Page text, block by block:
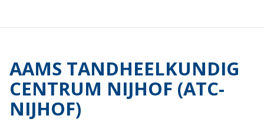
AAMS TANDHEELKUNDIG
CENTRUM NIJHOF (ATC-
NIJHOF)